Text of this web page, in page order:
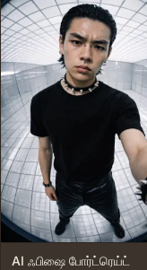
AI ஃபிஷை போர்ட்ரெய்ட்